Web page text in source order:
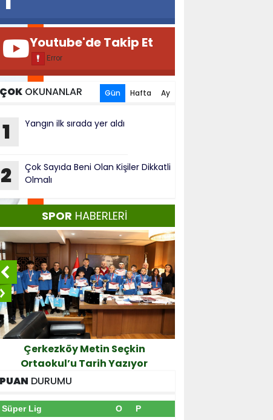
Youtube'de Takip Et
ÇOK OKUNANLAR Gün Hafta Ay
1 Yangın ilk sırada yer aldı
2
Çok Sayıda Beni Olan Kişiler Dikkatli
Olmalı
SPOR HABERLERİ
Çerkezköy Metin Seçkin
Ortaokul’u Tarih Yazıyor
PUAN DURUMU
Süper Lig O P